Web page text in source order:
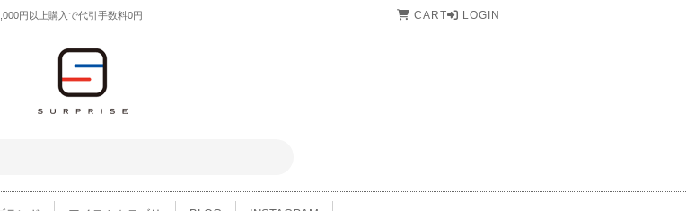
円以上購入で代引手数料0円 CART LOGIN